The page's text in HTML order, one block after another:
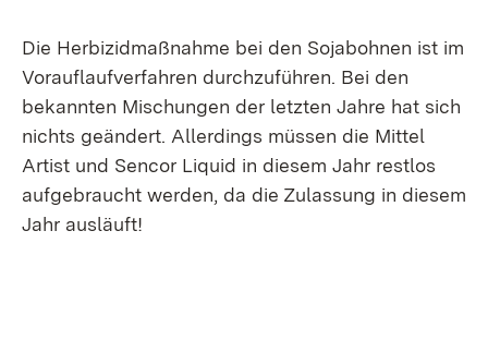
Die Herbizidmaßnahme bei den Sojabohnen ist im
Vorauflaufverfahren durchzuführen. Bei den
bekannten Mischungen der letzten Jahre hat sich
nichts geändert. Allerdings müssen die Mittel
Artist und Sencor Liquid in diesem Jahr restlos
aufgebraucht werden, da die Zulassung in diesem
Jahr ausläuft!